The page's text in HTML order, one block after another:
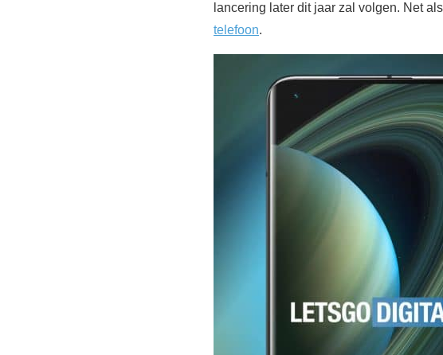
lancering later dit jaar zal volgen. Net
telefoon.